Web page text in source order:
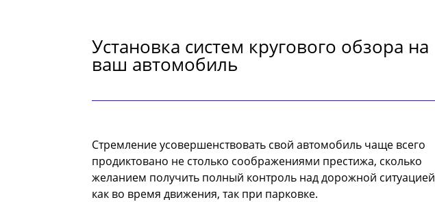
Установка систем кругового обзора на
ваш автомобиль
Стремление усовершенствовать свой автомобиль чаще всего
продиктовано не столько соображениями престижа, сколько
желанием получить полный контроль над дорожной ситуацией
как во время движения, так при парковке.